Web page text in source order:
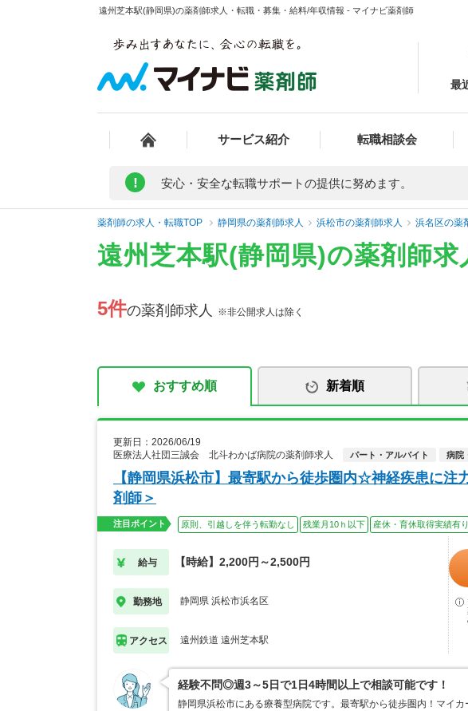
遠州芝本駅(静岡県)の薬剤師求人・転職・募集・給料/年収情報 - マイナビ薬剤師
最
サービス紹介 転職相談会
! 安心・安全な転職サポートの提供に努めます。
薬剤師の求人・転職TOP 静岡県の薬剤師求人 浜松市の薬剤師求人 浜名区の薬
遠州芝本駅(静岡県)の薬剤師
5件の薬剤師求人 ※非公開求人は除く
おすすめ順 新着順
更新日：2026/06/19
医療法人社団三誠会 北斗わかば病院の薬剤師求人
パート・アルバイト 病院
【静岡県浜松市】最寄駅から徒歩圏内☆神経疾患に注
剤師＞
注目ポイント 原則、引越しを伴う転勤なし 残業月10ｈ以下 産休・育休取得実績有り
給与 【時給】2,200円～2,500円
勤務地 静岡県 浜松市浜名区
アクセス 遠州鉄道 遠州芝本駅
経験不問◎週3～5日で1日4時間以上で相談可能です！
静岡県浜松市にある療養型病院です。最寄駅から徒歩圏内！マイ